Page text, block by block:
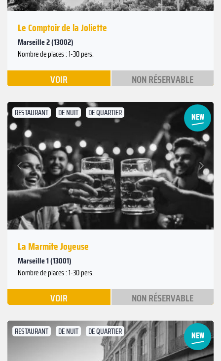
Le Comptoir de la Joliette
Marseille 2 (13002)
Nombre de places : 1-30 pers.
VOIR NON RÉSERVABLE
RESTAURANT DE NUIT DE QUARTIER
Précédent
Suivant
La Marmite Joyeuse
Marseille 1 (13001)
Nombre de places : 1-30 pers.
VOIR NON RÉSERVABLE
RESTAURANT DE NUIT DE QUARTIER